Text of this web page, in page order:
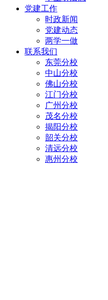
党建工作
时政新闻
党建动态
两学一做
联系我们
东莞分校
中山分校
佛山分校
江门分校
广州分校
茂名分校
揭阳分校
韶关分校
清远分校
惠州分校